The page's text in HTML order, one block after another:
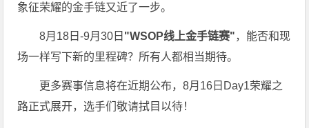
象征荣耀的金手链又近了一步。
8月18日-9月30日 "WSOP线上金手链赛"，能否和现
场一样写下新的里程碑？所有人都相当期待。
更多赛事信息将在近期公布，8月16日Day1荣耀之
路正式展开，选手们敬请拭目以待！